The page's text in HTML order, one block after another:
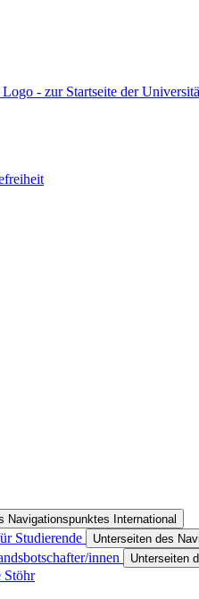
- zur Startseite der
Navigationspunktes International
Studierende Unterseiten des
innen Unterseiten
Stöhr